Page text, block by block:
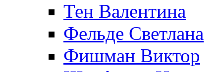
Тен Валентина
Фельде Светлана
Фишман Виктор